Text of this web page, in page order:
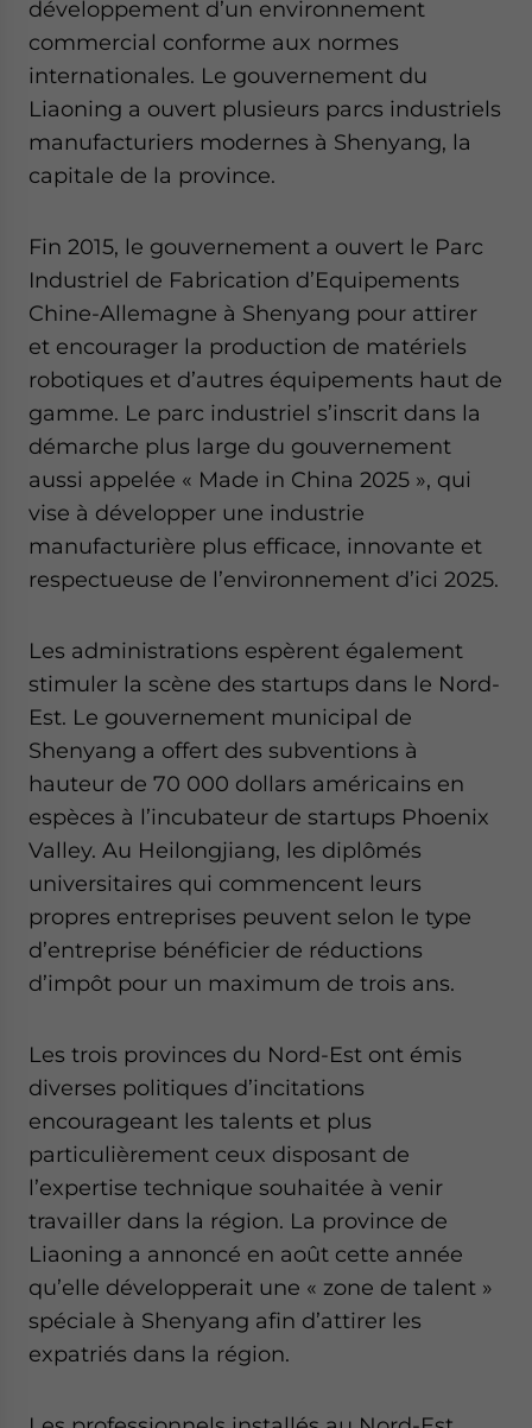
développement d’un environnement
commercial conforme aux normes
internationales. Le gouvernement du
Liaoning a ouvert plusieurs parcs industriels
manufacturiers modernes à Shenyang, la
capitale de la province.
Fin 2015, le gouvernement a ouvert le Parc
Industriel de Fabrication d’Equipements
Chine-Allemagne à Shenyang pour attirer
et encourager la production de matériels
robotiques et d’autres équipements haut de
gamme. Le parc industriel s’inscrit dans la
démarche plus large du gouvernement
aussi appelée « Made in China 2025 », qui
vise à développer une industrie
manufacturière plus efficace, innovante et
respectueuse de l’environnement d’ici 2025.
Les administrations espèrent également
stimuler la scène des startups dans le Nord-
Est. Le gouvernement municipal de
Shenyang a offert des subventions à
hauteur de 70 000 dollars américains en
espèces à l’incubateur de startups Phoenix
Valley. Au Heilongjiang, les diplômés
universitaires qui commencent leurs
propres entreprises peuvent selon le type
d’entreprise bénéficier de réductions
d’impôt pour un maximum de trois ans.
Les trois provinces du Nord-Est ont émis
diverses politiques d’incitations
encourageant les talents et plus
particulièrement ceux disposant de
l’expertise technique souhaitée à venir
travailler dans la région. La province de
Liaoning a annoncé en août cette année
qu’elle développerait une « zone de talent »
spéciale à Shenyang afin d’attirer les
expatriés dans la région.